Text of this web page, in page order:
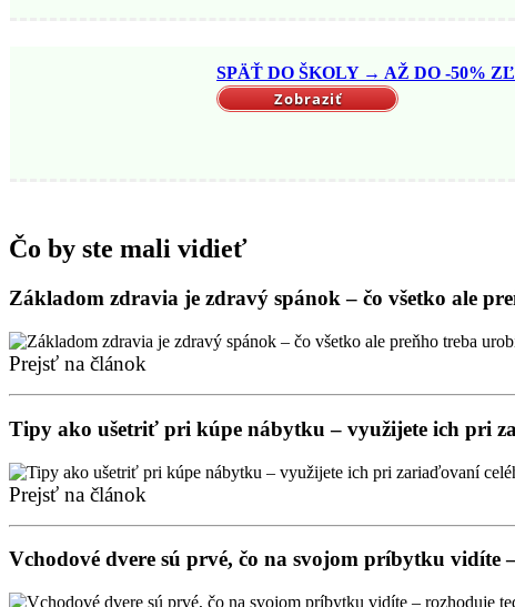
SPÄŤ DO ŠKOLY → AŽ DO -50%
Zobraziť
Čo by ste mali vidieť
Základom zdravia je zdravý spánok – čo všetko ale
Prejsť na článok
Tipy ako ušetriť pri kúpe nábytku – využijete ich pri
Prejsť na článok
Vchodové dvere sú prvé, čo na svojom príbytku vidíte